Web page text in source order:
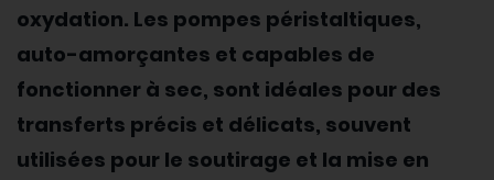
oxydation. Les pompes péristaltiques,
auto-amorçantes et capables de
fonctionner à sec, sont idéales pour des
transferts précis et délicats, souvent
utilisées pour le soutirage et la mise en